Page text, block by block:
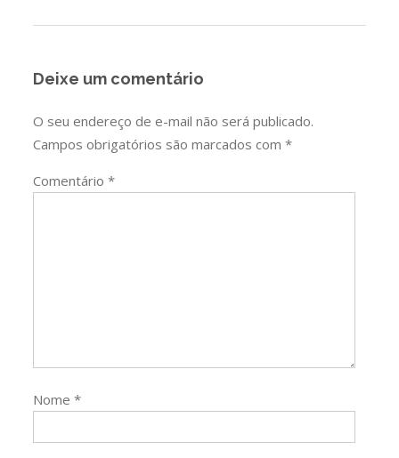
Deixe um comentário
O seu endereço de e-mail não será publicado.
Campos obrigatórios são marcados com*
Comentário*
Nome*